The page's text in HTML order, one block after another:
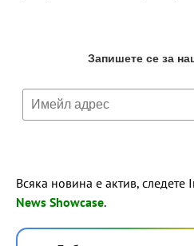
Всяка новина е актив, следете
News Showcase.